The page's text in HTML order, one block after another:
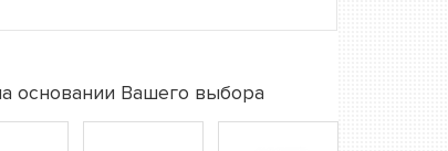
основании Вашего выбора